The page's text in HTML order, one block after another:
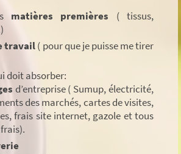
matières premières ( tissus,
travail( pour que je puisse me tirer
doit absorber:
d’entreprise ( Sumup, électricité,
des marchés, cartes de visites,
frais site internet, gazole et tous